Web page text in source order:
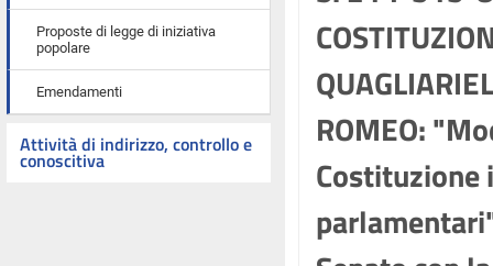
Proposte di legge di iniziativa
popolare
Emendamenti
Attività di indirizzo, controllo e
conoscitiva
ROMEO:
Costituzione